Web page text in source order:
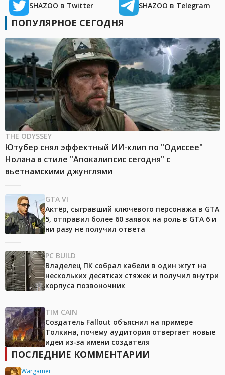
SHAZOO в Twitter SHAZOO в Telegram
ПОПУЛЯРНОЕ СЕГОДНЯ
THE ODYSSEY
Ютубер снял эффектный ИИ-клип по "Одиссее"
Нолана в стиле "Апокалипсис сегодня" с
вьетнамскими джунглями
GTA VI
Актёр, сыгравший ключевого персонажа в GTA
5, отправил более 60 заявок на роль в GTA 6 и
ни разу не получил ответа
PC BUILD
Владелец ПК собрал кабели в один жгут на
нескольких десятках стяжек и получил внутри
корпуса позвоночник
TIM CAIN
Создатель Fallout объяснил на примере
Толкина, почему аудитория отвергает новые
идеи из-за имени создателя
ПОСЛЕДНИЕ КОММЕНТАРИИ
Wargamer